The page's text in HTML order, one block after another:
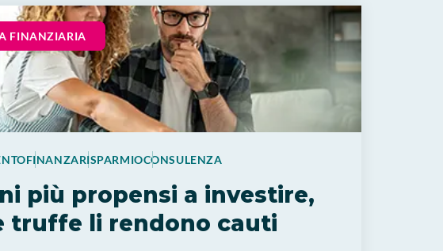
FINANZIARIA
FINANZARISPARMIOCONSULENZA
più propensi a investire,
truffe li rendono cauti